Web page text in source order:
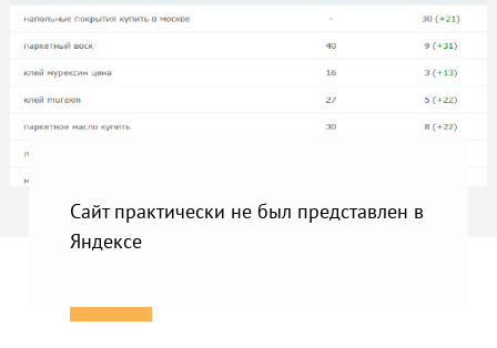
Сайт практически не был представлен в
Яндексе